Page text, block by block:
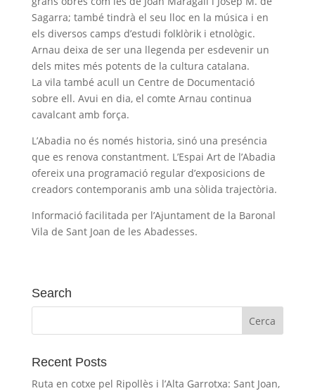
Sagarra; també tindrà el seu lloc en la música i en
els diversos camps d’estudi folklòrik i etnològic.
Arnau deixa de ser una llegenda per esdevenir un
dels mites més potents de la cultura catalana.
La vila també acull un Centre de Documentació
sobre ell. Avui en dia, el comte Arnau continua
cavalcant amb força.
L’Abadia no és només historia, sinó una preséncia
que es renova constantment. L’Espai Art de l’Abadia
ofereix una programació regular d’exposicions de
creadors contemporanis amb una sòlida trajectòria.
Informació facilitada per l’Ajuntament de la Baronal
Vila de Sant Joan de les Abadesses.
Search
Recent Posts
Ruta en cotxe pel Ripollès i l’Alta Garrotxa: Sant Joan,